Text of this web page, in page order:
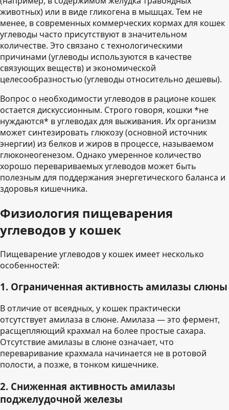
животных) или в виде гликогена в мышцах. Тем не
менее, в современных коммерческих кормах для кошек
углеводы часто присутствуют в значительном
количестве. Это связано с технологическими
причинами (углеводы используются в качестве
связующих веществ) и экономической
целесообразностью (углеводы относительно дешевы).
Вопрос о необходимости углеводов в рационе кошек
остается дискуссионным. Строго говоря, кошки *не
нуждаются* в углеводах для выживания. Их организм
может синтезировать глюкозу (основной источник
энергии) из белков и жиров в процессе, называемом
глюконеогенезом. Однако умеренное количество
хорошо перевариваемых углеводов может быть
полезным для поддержания энергетического баланса и
здоровья кишечника.
Физиология пищеварения
углеводов у кошек
Пищеварение углеводов у кошек имеет несколько
особенностей:
1. Ограниченная активность амилазы слюны
В отличие от всеядных, у кошек практически
отсутствует амилаза в слюне. Амилаза — это фермент,
расщепляющий крахмал на более простые сахара.
Отсутствие амилазы в слюне означает, что
переваривание крахмала начинается не в ротовой
полости, а позже, в тонком кишечнике.
2. Сниженная активность амилазы
поджелудочной железы